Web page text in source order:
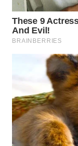
WAHANA
DESA
WISATA
WAHANA
Wahana
Network
KONSUMEN